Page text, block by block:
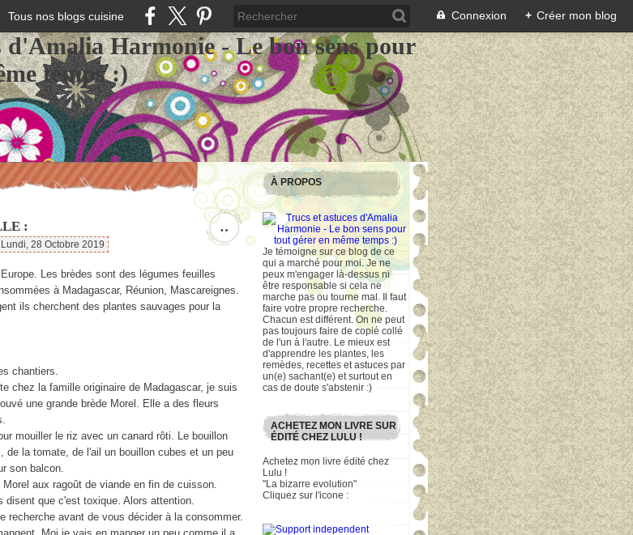
Tous nos blogs cuisine Connexion + Créer mon blog
d'Amalia Harmonie - Le bon sens pour
temps :)
…
:
Lundi, 28 Octobre 2019
Les brèdes sont des légumes feuilles
à Madagascar, Réunion, Mascareignes.
ils cherchent des plantes sauvages pour la
chantiers.
chez la famille originaire de Madagascar, je suis
une grande brède Morel. Elle a des fleurs
mouiller le riz avec un canard rôti. Le bouillon
de la tomate, de l'ail un bouillon cubes et un peu
son balcon.
aux ragoût de viande en fin de cuisson.
disent que c'est toxique. Alors attention.
recherche avant de vous décider à la consommer.
À PROPOS
Je témoigne sur ce blog de ce
qui a marché pour moi. Je ne
peux m'engager là-dessus ni
être responsable si cela ne
marche pas ou tourne mal. Il faut
faire votre propre recherche.
Chacun est différent. On ne peut
pas toujours faire de copié collé
de l'un à l'autre. Le mieux est
d'apprendre les plantes, les
remèdes, recettes et astuces par
un(e) sachant(e) et surtout en
cas de doute s'abstenir :)
ACHETEZ MON LIVRE SUR
ÉDITÉ CHEZ LULU !
Achetez mon livre édité chez
Lulu !
"La bizarre evolution"
Cliquez sur l'icone :